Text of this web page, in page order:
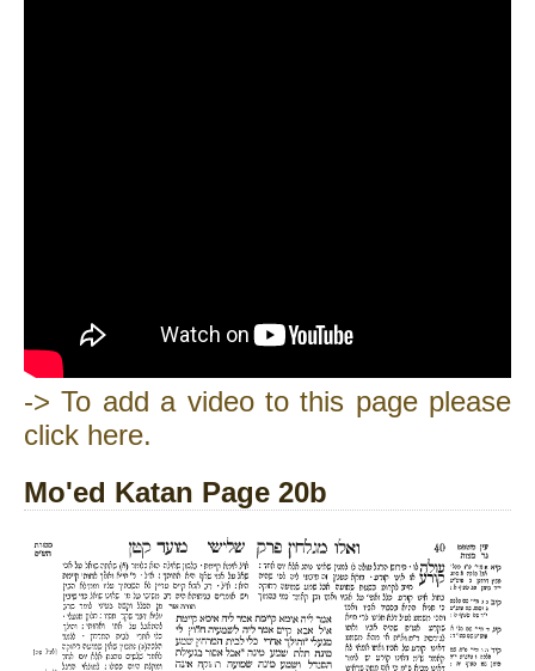
-> To add a video to this page please
click here.
Mo'ed Katan Page 20b